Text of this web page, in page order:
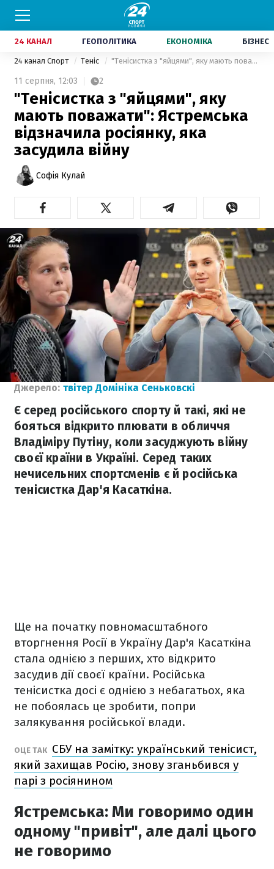
24 КАНАЛ ГЕОПОЛІТИКА ЕКОНОМІКА БІЗНЕС
24 канал Спорт Теніс "Тенісистка з "яйцями", яку мають поважати": Ястремська відзначила росіянку, яка засудила війну
11 серпня, 12:03 2
"Тенісистка з "яйцями", яку
мають поважати": Ястремська
відзначила росіянку, яка
засудила війну
Софія Кулай
Джерело: твітер Домініка Сеньковскі
Є серед російського спорту й такі, які не
бояться відкрито плювати в обличчя
Владіміру Путіну, коли засуджують війну
своєї країни в Україні. Серед таких
нечисельних спортсменів є й російська
тенісистка Дар'я Касаткіна.
Ще на початку повномасштабного
вторгнення Росії в Україну Дар'я Касаткіна
стала однією з перших, хто відкрито
засудив дії своєї країни. Російська
тенісистка досі є однією з небагатьох, яка
не побоялась це зробити, попри
залякування російської влади.
ОЦЕ ТАК СБУ на замітку: український тенісист,
який захищав Росію, знову зганьбився у
парі з росіянином
Ястремська: Ми говоримо один
одному "привіт", але далі цього
не говоримо